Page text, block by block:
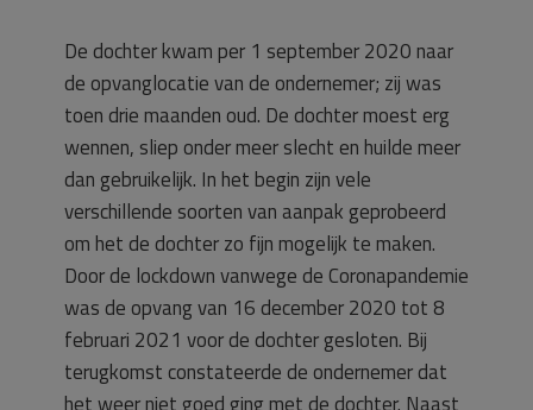
De dochter kwam per 1 september 2020 naar
de opvanglocatie van de ondernemer; zij was
toen drie maanden oud. De dochter moest erg
wennen, sliep onder meer slecht en huilde meer
dan gebruikelijk. In het begin zijn vele
verschillende soorten van aanpak geprobeerd
om het de dochter zo fijn mogelijk te maken.
Door de lockdown vanwege de Coronapandemie
was de opvang van 16 december 2020 tot 8
februari 2021 voor de dochter gesloten. Bij
terugkomst constateerde de ondernemer dat
het weer niet goed ging met de dochter. Naast